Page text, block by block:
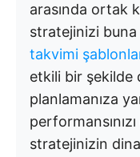
arasında ortak
stratejinizi buna
takvimi
etkili bir şekilde
planlamanıza
stratejinizin